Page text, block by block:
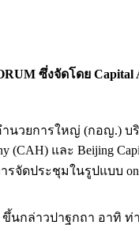
ซึ่งจัดโดย Capital
นวยการใหญ่ (กอญ.)
(CAH) และ Beijing
จัดประชุมในรูปแบบ
นกล่าวปาฐกถา อาทิ ท่